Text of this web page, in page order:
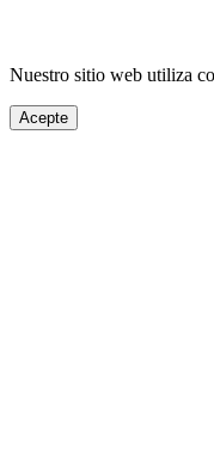
Nuestro sitio web utiliza
Acepte